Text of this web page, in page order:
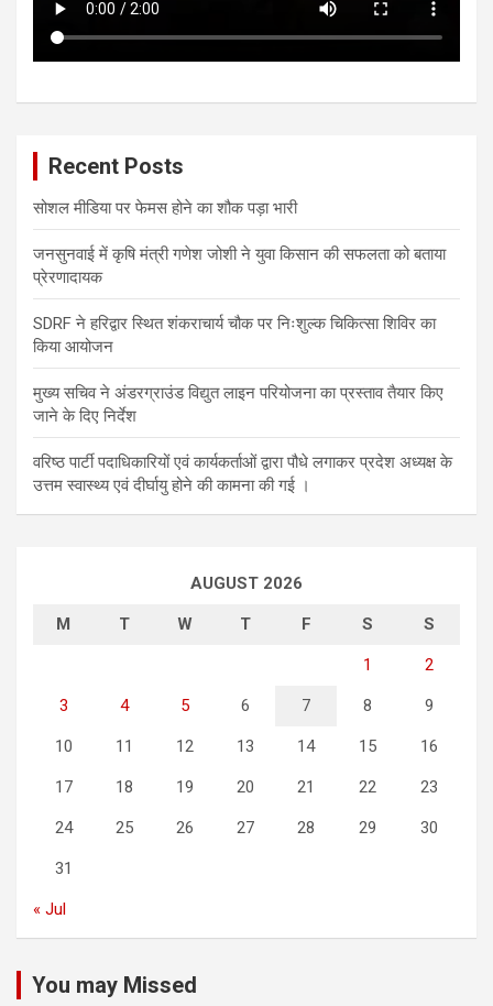
Recent Posts
सोशल मीडिया पर फेमस होने का शौक पड़ा भारी
जनसुनवाई में कृषि मंत्री गणेश जोशी ने युवा किसान की सफलता को बताया
प्रेरणादायक
SDRF ने हरिद्वार स्थित शंकराचार्य चौक पर निःशुल्क चिकित्सा शिविर का
किया आयोजन
मुख्य सचिव ने अंडरग्राउंड विद्युत लाइन परियोजना का प्रस्ताव तैयार किए
जाने के दिए निर्देश
वरिष्ठ पार्टी पदाधिकारियों एवं कार्यकर्ताओं द्वारा पौधे लगाकर प्रदेश अध्यक्ष के
उत्तम स्वास्थ्य एवं दीर्घायु होने की कामना की गई ।
AUGUST 2026
M T W T F S S
1 2
3 4 5 6 7 8 9
10 11 12 13 14 15 16
17 18 19 20 21 22 23
24 25 26 27 28 29 30
31
« Jul
You may Missed